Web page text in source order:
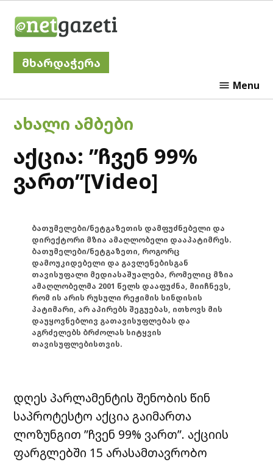
მხარდაჭერა
Menu
POSTED
ᲐᲮᲐᲚᲘ ᲐᲛᲑᲔᲑᲘ
აქცია: ”ჩვენ 99%
ვართ”[Video]
ბათუმელები/ნეტგაზეთის დამფუძნებელი და
დირექტორი მზია ამაღლობელი დააპატიმრეს.
ბათუმელები/ნეტგაზეთი, როგორც
დამოუკიდებელი და გავლენებისგან
თავისუფალი მედიასაშუალება, რომელიც მზია
ამაღლობელმა 2001 წელს დააფუძნა, მიიჩნევს,
რომ ის არის რუსული რეჟიმის სინდისის
პატიმარი, არ აპირებს შეგუებას, ითხოვს მის
დაუყოვნებლივ გათავისუფლებას და
აგრძელებს ბრძოლას სიტყვის
თავისუფლებისთვის.
დღეს პარლამენტის შენობის წინ
საპროტესტო აქცია გაიმართა
ლოზუნგით ”ჩვენ 99% ვართ”. აქციის
ფარგლებში 15 არასამთავრობო